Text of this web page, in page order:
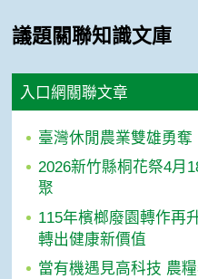
議題關聯知識文庫
入口網關聯文章
臺灣休閒農業雙雄勇奪
2026新竹縣桐花祭4月
聚
115年檳榔廢園轉作再
轉出健康新價值
當有機遇見高科技 農